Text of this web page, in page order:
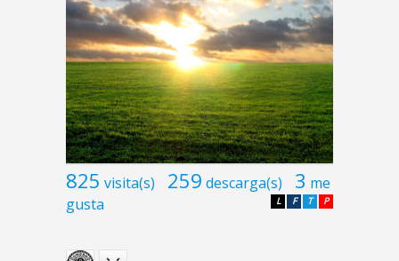
825 visita(s) 259 descarga(s) 3 me
gusta
P
T
F
L